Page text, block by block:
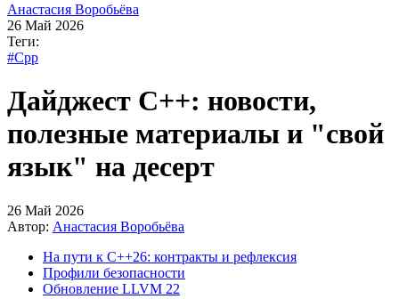
Анастасия Воробьёва
26 Май 2026
Теги:
#Cpp
Дайджест C++: новости,
полезные материалы и "свой
язык" на десерт
26 Май 2026
Автор: Анастасия Воробьёва
На пути к C++26: контракты и рефлексия
Профили безопасности
Обновление LLVM 22